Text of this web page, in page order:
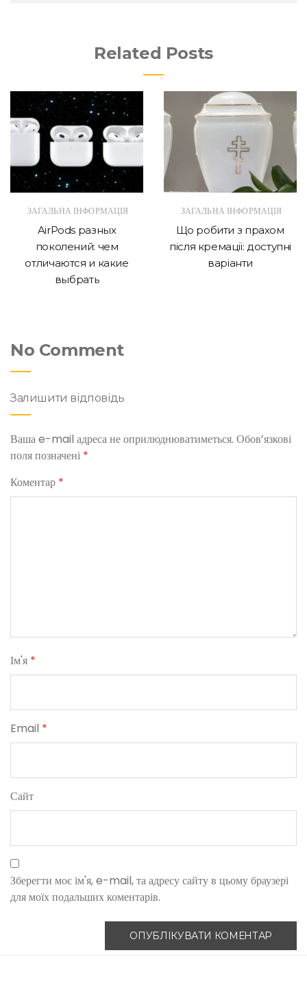
Related Posts
ЗАГАЛЬНА ІНФОРМАЦІЯ
AirPods разных
поколений: чем
отличаются и какие
выбрать
ЗАГАЛЬНА ІНФОРМАЦІЯ
Що робити з прахом
після кремації: доступні
варіанти
No Comment
Залишити відповідь
Ваша e-mail адреса не оприлюднюватиметься. Обов’язкові
поля позначені *
Коментар *
Ім'я *
Email *
Сайт
Зберегти моє ім'я, e-mail, та адресу сайту в цьому браузері
для моїх подальших коментарів.